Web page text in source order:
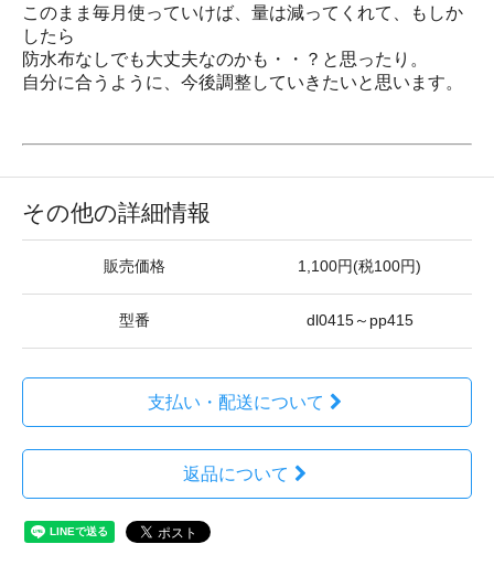
このまま毎月使っていけば、量は減ってくれて、もしか
したら
防水布なしでも大丈夫なのかも・・？と思ったり。
自分に合うように、今後調整していきたいと思います。
その他の詳細情報
販売価格 1,100円(税100円)
型番 dl0415～pp415
支払い・配送について
返品について